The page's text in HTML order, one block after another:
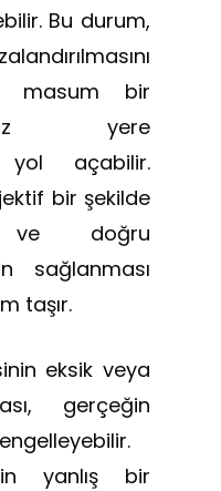
Bu durum,
masum bir
yere
yol açabilir.
bir şekilde
ve doğru
sağlanması
taşır.
eksik veya
gerçeğin
yanlış bir